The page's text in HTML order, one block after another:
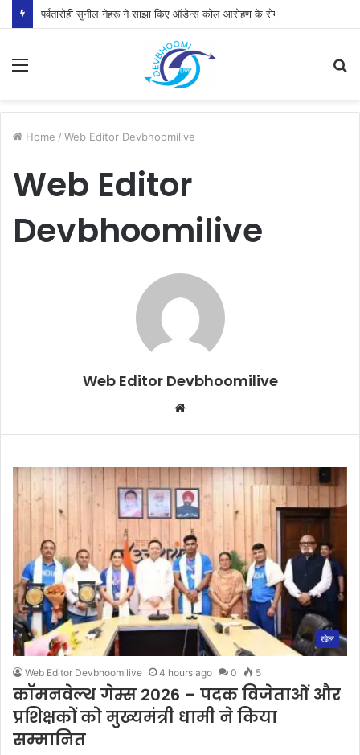
पर्वतारोही सुनील नेहरू ने साझा किए ऑडेन्स कोल आरोहण के रोमांचक अनुभव
Menu
Home / Web Editor Devbhoomilive
Web Editor
Devbhoomilive
Web Editor Devbhoomilive
Website
खेल
Web Editor Devbhoomilive 4 hours ago 0 5
कॉमनवेल्थ गेम्स 2026 – पदक विजेताओं और
प्रशिक्षकों को मुख्यमंत्री धामी ने किया
सम्मानित